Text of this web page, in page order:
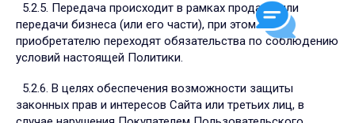
5.2.5. Передача происходит в рамках продажи или
передачи бизнеса (или его части), при этом к
приобретателю переходят обязательства по соблюдению
условий настоящей Политики.
5.2.6. В целях обеспечения возможности защиты
законных прав и интересов Сайта или третьих лиц, в